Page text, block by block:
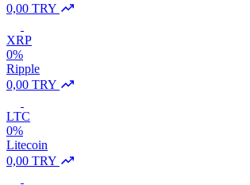
0,00 TRY
XRP
0%
Ripple
0,00 TRY
LTC
0%
Litecoin
0,00 TRY